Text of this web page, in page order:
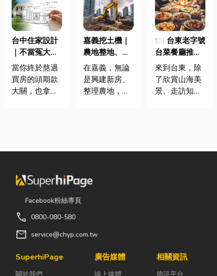
台中住家設計
｜不當冤大
頭！教你新家
該如何聰明裝
潢！
當你終於熬過
買房的頭期款
大關，也拿到
經浮現各種美
裡在放一座雙
人沙發、落地
窗前要放一株
用餐區放一個
充滿儀式感的
等一下！在踩
嘉義挖土機｜
農地整地、基
地開挖、土方
清運
在嘉義，無論
是興建新房、
整理農地，還
的嘉義挖土
整地與回填工
效率。對許多
言，從農田整
🍽️ 台東老字號
台菜餐廳推薦
｜在地人聚餐
首選，經典合
菜一次滿足
來到台東，除
了欣賞山海美
景、走訪知名
相較於一般小
團體用餐，都
Facebook粉絲專頁
call 0800-080-580
mail service@chyp.com.tw
SuperhiPage
關於我們
廣告媒體
線上媒體
相關資訊
簡訊平台